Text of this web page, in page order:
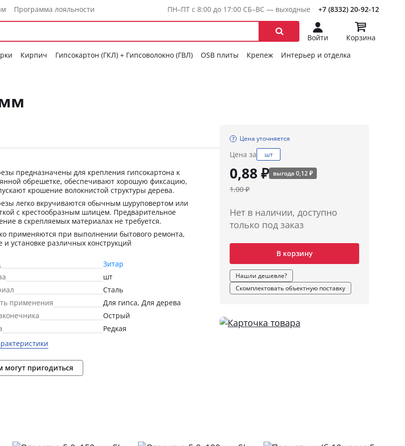
Программа лояльности ПН–ПТ с 8:00 до 17:00 СБ–ВС — выходные +7 (8332) 20-92-12
Войти
Корзина
Кирпич Гипсокартон (ГКЛ) + Гипсоволокно (ГВЛ) OSB плиты Крепеж Интерьер и отделка
предназначены для крепления гипсокартона к
обрешетке, обеспечивают хорошую фиксацию,
крошение волокнистой структуры дерева.
легко вкручиваются обычным шуруповертом или
с крестообразным шлицем. Предварительное
в скрепляемых материалах не требуется.
применяются при выполнении бытового ремонта,
и установке различных конструкций
Зитар
шт
Сталь
применения
Для гипса, Для дерева
Острый
Редкая
могут пригодиться
Цена уточняется
Цена за шт
0,88 ₽ выгода 0,12 ₽
1,00 ₽
Нет в наличии, доступно
только под заказ
В корзину
Нашли дешевле?
Скомплектовать объектную поставку